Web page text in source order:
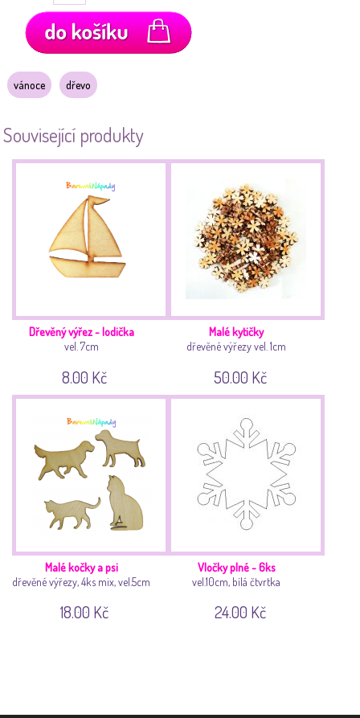
vánoce dřevo
Související produkty
Dřevěný výřez - lodička
vel. 7cm
8.00 Kč
Malé kytičky
dřevěné výřezy vel. 1cm
50.00 Kč
Malé kočky a psi
dřevěné výřezy, 4ks mix, vel.5cm
18.00 Kč
Vločky plné - 6ks
vel.10cm, bílá čtvrtka
24.00 Kč